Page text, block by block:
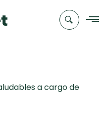
Chefs
a cargo de